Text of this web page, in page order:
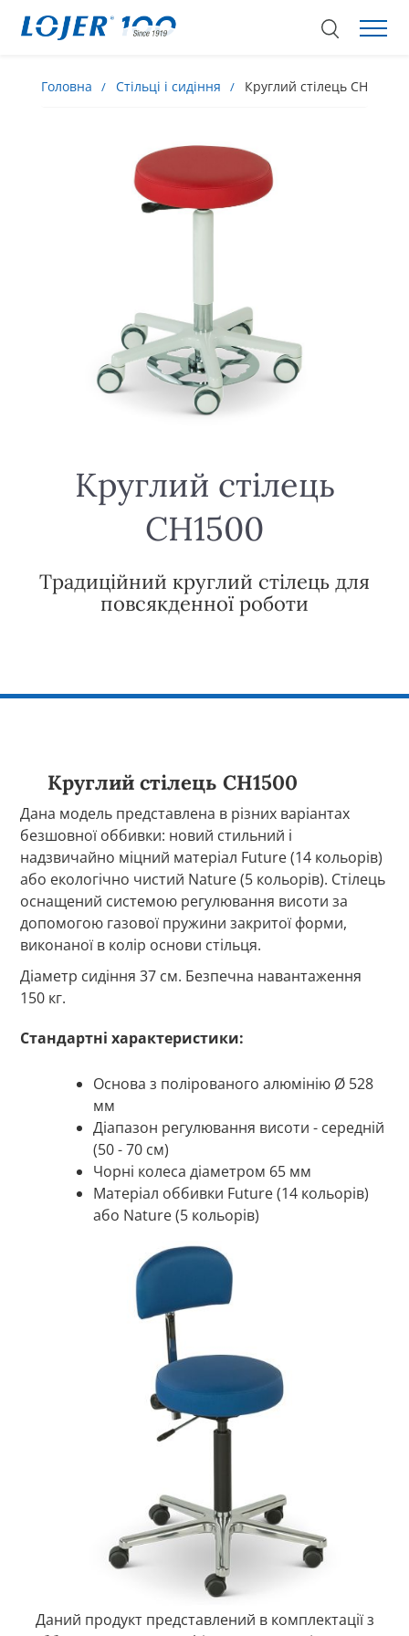
Головна Стільці і сидіння Круглий стілець CH1500
Круглий стілець
CH1500
Традиційний круглий стілець для
повсякденної роботи
Круглий стілець CH1500
Дана модель представлена в різних варіантах
безшовної оббивки: новий стильний і
надзвичайно міцний матеріал Future (14 кольорів)
або екологічно чистий Nature (5 кольорів). Стілець
оснащений системою регулювання висоти за
допомогою газової пружини закритої форми,
виконаної в колір основи стільця.
Діаметр сидіння 37 см. Безпечна навантаження
150 кг.
Стандартні характеристики:
Основа з полірованого алюмінію Ø 528
мм
Діапазон регулювання висоти - середній
(50 - 70 см)
Чорні колеса діаметром 65 мм
Матеріал оббивки Future (14 кольорів)
або Nature (5 кольорів)
Даний продукт представлений в комплектації з